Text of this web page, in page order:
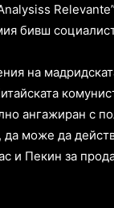
бивш
на
ангажиран с
може да
и Пекин за